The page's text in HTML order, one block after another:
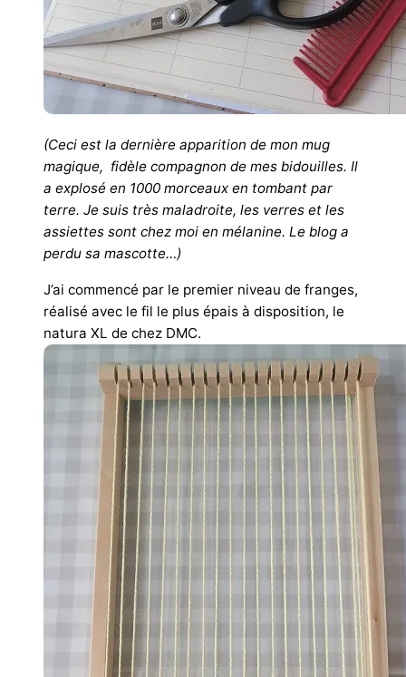
(Ceci est la dernière apparition de mon mug
magique, fidèle compagnon de mes bidouilles. Il
a explosé en 1000 morceaux en tombant par
terre. Je suis très maladroite, les verres et les
assiettes sont chez moi en mélanine. Le blog a
perdu sa mascotte…)
J’ai commencé par le premier niveau de franges,
réalisé avec le fil le plus épais à disposition, le
natura XL de chez DMC.